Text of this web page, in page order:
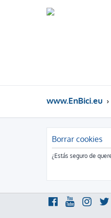
www.EnBici.eu
Borrar cookies
¿Estás seguro de